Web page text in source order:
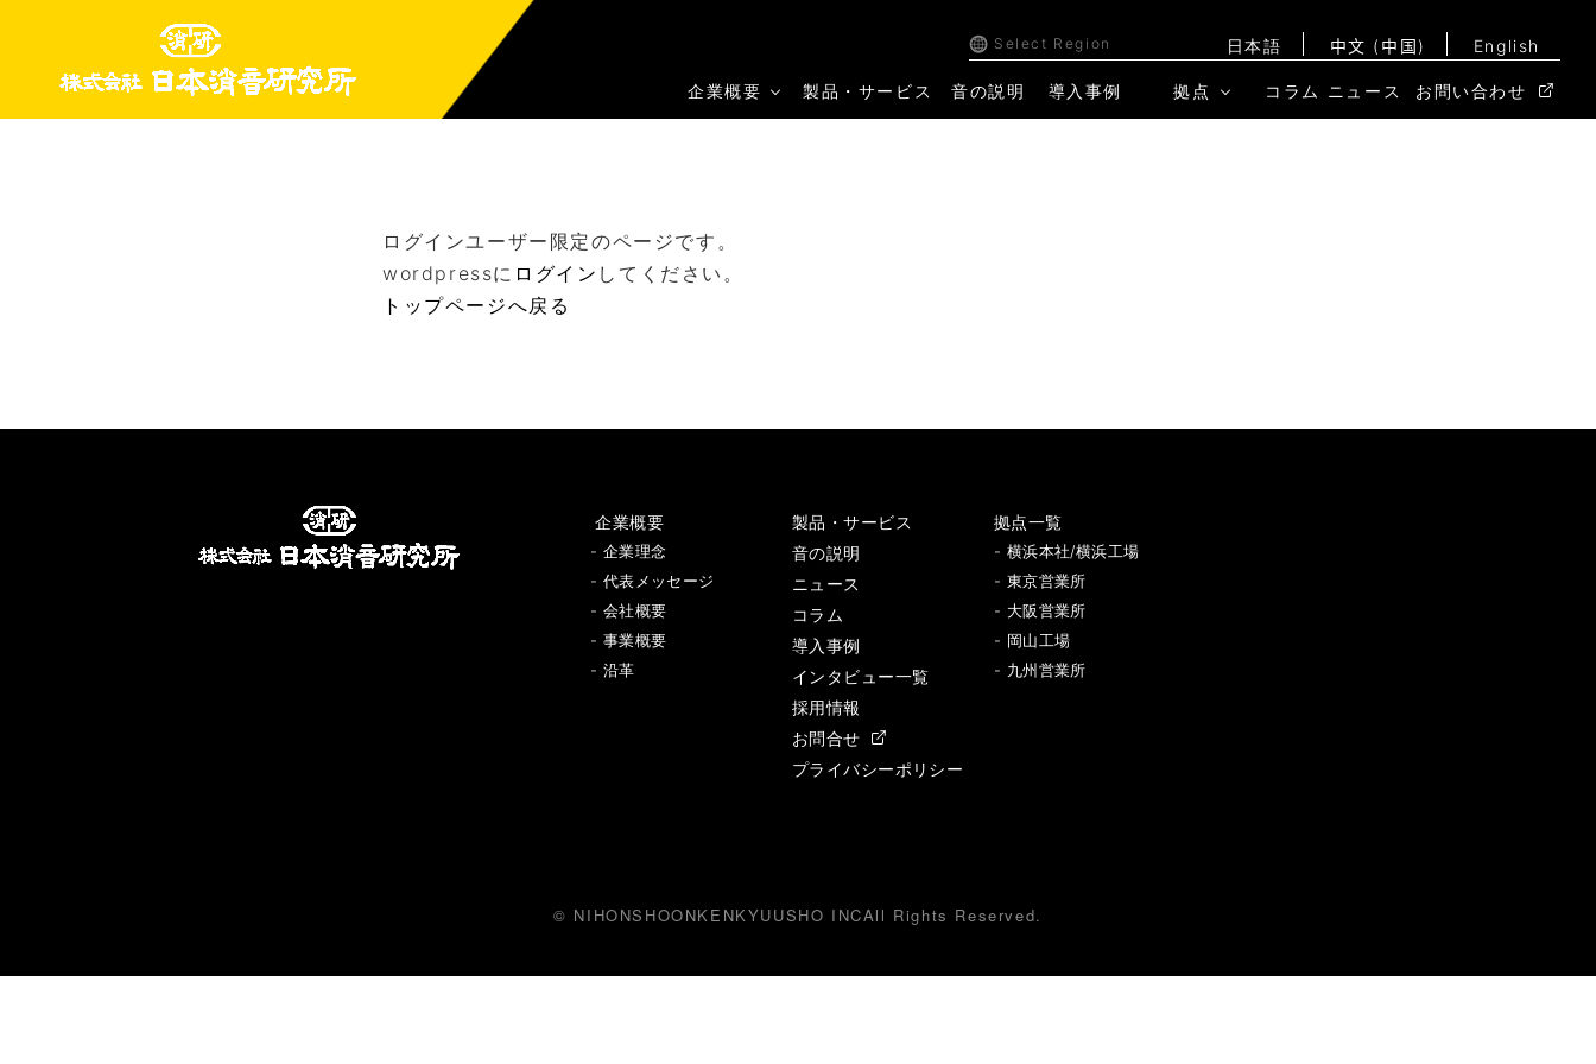
Select Region 日本語 中文 (中国) English
企業概要 製品・サービス 音の説明 導入事例 拠点 コラム ニュース お問い合わせ
ログインユーザー限定のページです。
wordpressに ログイン してください。
トップページへ戻る
企業概要
- 企業理念
- 代表メッセージ
- 会社概要
- 事業概要
- 沿革
製品・サービス
音の説明
ニュース
コラム
導入事例
インタビュー一覧
採用情報
お問合せ
プライバシーポリシー
拠点一覧
- 横浜本社/横浜工場
- 東京営業所
- 大阪営業所
- 岡山工場
- 九州営業所
© NIHONSHOONKENKYUUSHO INCAll Rights Reserved.